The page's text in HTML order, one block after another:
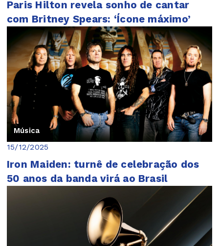
Paris Hilton revela sonho de cantar
com Britney Spears: ‘Ícone máximo’
Música
15/12/2025
Iron Maiden: turnê de celebração dos
50 anos da banda virá ao Brasil